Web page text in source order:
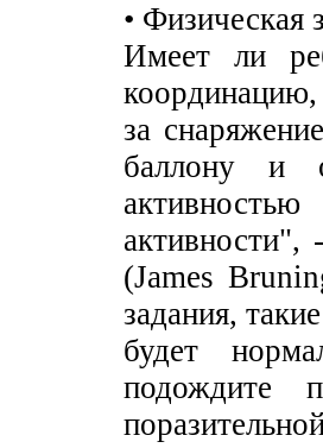
• Физическая
Имеет ли
за
баллону и
активности",
(James
задания,
будет
подождите